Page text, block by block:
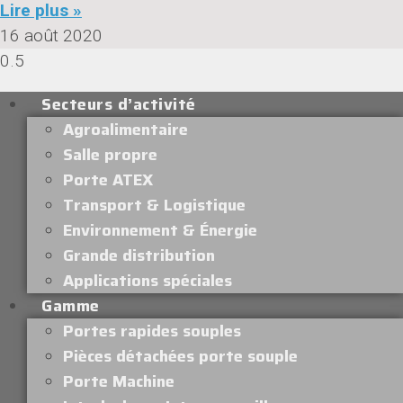
Lire plus »
16 août 2020
Secteurs d’activité
Agroalimentaire
Salle propre
Porte ATEX
Transport & Logistique
Environnement & Énergie
Grande distribution
Applications spéciales
Gamme
Portes rapides souples
Pièces détachées porte souple
Porte Machine